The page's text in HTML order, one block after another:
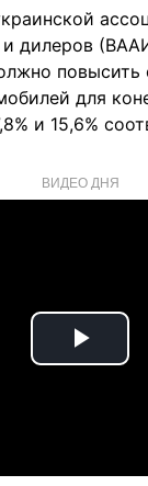
дилеров
повысить
для
и 15,6%
ВИДЕО ДНЯ
Play